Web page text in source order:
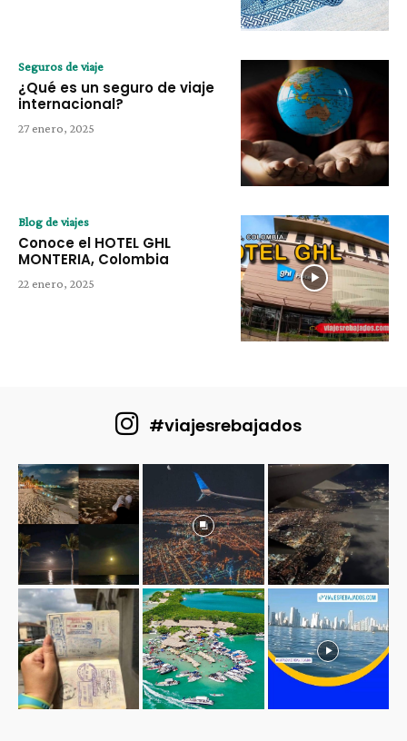
Seguros de viaje
¿Qué es un seguro de viaje
internacional?
27 enero, 2025
Blog de viajes
Conoce el HOTEL GHL
MONTERIA, Colombia
22 enero, 2025
#viajesrebajados